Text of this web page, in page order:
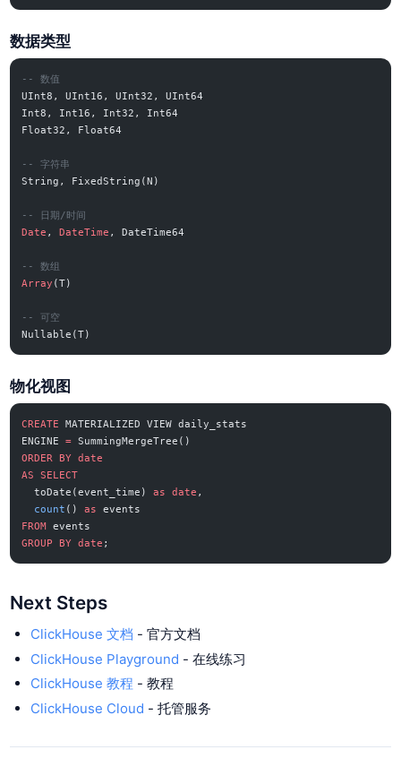
数据类型
-- 数值
UInt8, UInt16, UInt32, UInt64
Int8, Int16, Int32, Int64
Float32, Float64
-- 字符串
String, FixedString(N)
-- 日期/时间
Date , DateTime , DateTime64
-- 数组
Array (T)
-- 可空
Nullable(T)
物化视图
CREATE
MATERIALIZED VIEW daily_stats
ENGINE = SummingMergeTree()
ORDER BY date
AS
SELECT
  toDate(event_time)
as date ,
  count
() as
events
FROM events
GROUP BY date ;
Next Steps
ClickHouse 文档 - 官方文档
ClickHouse Playground - 在线练习
ClickHouse 教程 - 教程
ClickHouse Cloud - 托管服务